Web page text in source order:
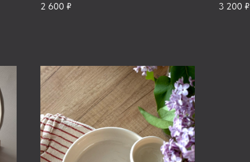
2 600 ₽
3 200 ₽